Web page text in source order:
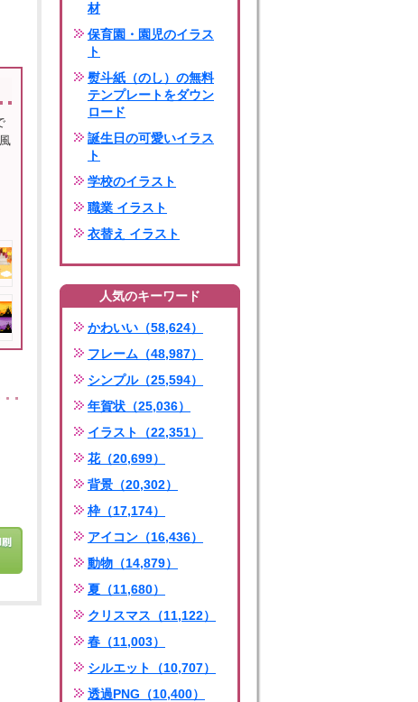
材
保育園・園児のイラス
ト
熨斗紙（のし）の無料
テンプレートをダウン
ロード
誕生日の可愛いイラス
ト
学校のイラスト
職業 イラスト
衣替え イラスト
人気のキーワード
かわいい（58,624）
フレーム（48,987）
シンプル（25,594）
年賀状（25,036）
イラスト（22,351）
花（20,699）
背景（20,302）
枠（17,174）
アイコン（16,436）
動物（14,879）
夏（11,680）
クリスマス（11,122）
春（11,003）
シルエット（10,707）
透過PNG（10,400）